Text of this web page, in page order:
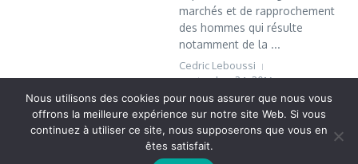
marchés et de rapprochement
des hommes qui résulte
notamment de la ...
Cedric Leboussi
septembre 24, 2016
Read More
Copyright © 2026 Vudailleurs.com | Réalisé par
Nous utilisons des cookies pour nous assurer que nous vous
offrons la meilleure expérience sur notre site Web. Si vous
continuez à utiliser ce site, nous supposerons que vous en
êtes satisfait.